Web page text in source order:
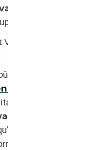
aménagés
ou en famille.
et pour tous les
SpaceTourer
des généralistes,
Transporter
propose dans
et son toit relevable),